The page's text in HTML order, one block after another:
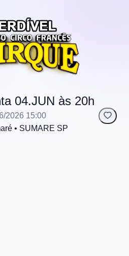
04.JUN às 20h
2026 15:00
• SUMARE SP